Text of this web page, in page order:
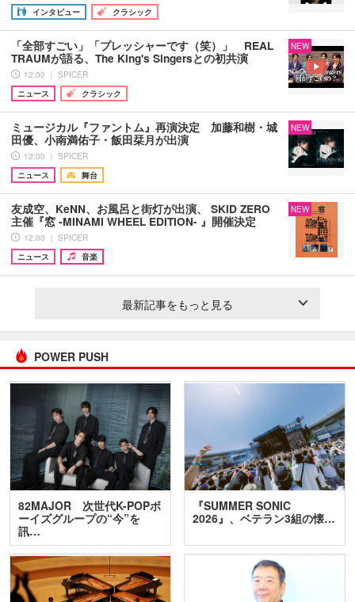
インタビュー
クラシック
「全部すごい」「プレッシャーです（笑）」 REAL
TRAUMが語る、The King's Singersとの初共演
12:00 ｜ SPICER
ニュース
クラシック
NEW
ミュージカル『ファントム』再演決定 加藤和樹・城
田優、小南満佑子・飯田栞月が出演
12:00 ｜ SPICER
ニュース
舞台
NEW
友成空、KeNN、お風呂と街灯が出演、 SKID ZERO
主催『窓 -MINAMI WHEEL EDITION- 』開催決定
12:00 ｜ SPICER
ニュース
音楽
NEW
最新記事をもっと見る
POWER PUSH
82MAJOR 次世代K-POPボ
ーイズグループの“今”を
訊…
『SUMMER SONIC
2026』、ベテラン3組の懐…